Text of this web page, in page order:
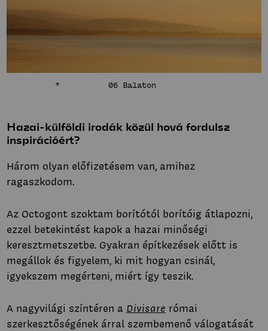
06 Balaton
Hazai-külföldi irodák közül hová fordulsz
inspirációért?
Három olyan előfizetésem van, amihez
ragaszkodom.
Az Octogont szoktam borítótól borítóig átlapozni,
ezzel betekintést kapok a hazai minőségi
keresztmetszetbe. Gyakran építkezések előtt is
megállok és figyelem, ki mit hogyan csinál,
igyekszem megérteni, miért így teszik.
A nagyvilági színtéren a Divisare római
szerkesztőségének árral szembemenő válogatását